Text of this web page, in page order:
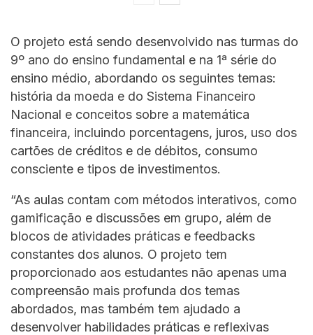
O projeto está sendo desenvolvido nas turmas do
9º ano do ensino fundamental e na 1ª série do
ensino médio, abordando os seguintes temas:
história da moeda e do Sistema Financeiro
Nacional e conceitos sobre a matemática
financeira, incluindo porcentagens, juros, uso dos
cartões de créditos e de débitos, consumo
consciente e tipos de investimentos.
“As aulas contam com métodos interativos, como
gamificação e discussões em grupo, além de
blocos de atividades práticas e feedbacks
constantes dos alunos. O projeto tem
proporcionado aos estudantes não apenas uma
compreensão mais profunda dos temas
abordados, mas também tem ajudado a
desenvolver habilidades práticas e reflexivas